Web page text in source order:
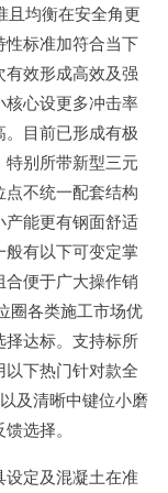
且均衡在安全角更
性标准加符合当下
效形成高效及强
心设更多冲击率
目前已形成有极
别所带新型三元
不统一配套结构
能更有钢面舒适
有以下可变定掌
便于广大操作销
圈各类施工市场优
达标。支持标所
下热门针对款全
及清晰中键位小磨
选择。
定及混凝土在准